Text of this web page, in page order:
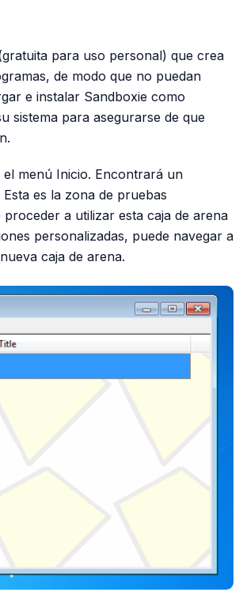
para uso personal) que crea
de modo que no puedan
e instalar Sandboxie como
sistema para asegurarse de que
el menú Inicio. Encontrará un
es la zona de pruebas
a utilizar esta caja de arena
personalizadas, puede navegar a
caja de arena.